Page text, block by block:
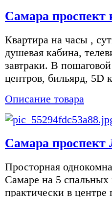
Самара проспект
Квартира на часы ,
душевая кабина,
завтраки. В
центров, бильярд, 5D
Описание товара
Самара проспект
Просторная
Самаре на 5 спальных
практически в центре